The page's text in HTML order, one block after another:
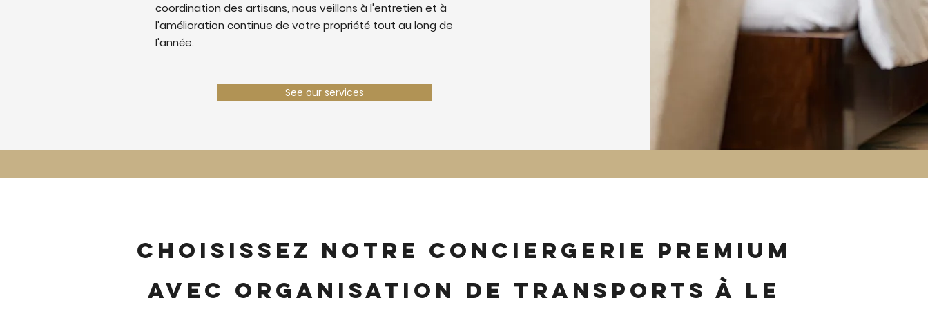
coordination des artisans, nous veillons à l'entretien et à
l'amélioration continue de votre propriété tout au long de
l'année.
See our services
Choisissez notre conciergerie premium
avec organisation de transports à Le